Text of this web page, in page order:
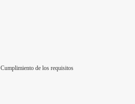
Cumplimiento de los requisitos